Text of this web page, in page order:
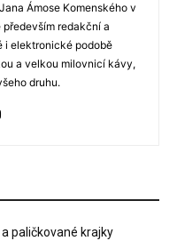
Ámose Komenského v
redakční a
i elektronické podobě
a velkou milovnicí kávy,
druhu.
paličkované krajky